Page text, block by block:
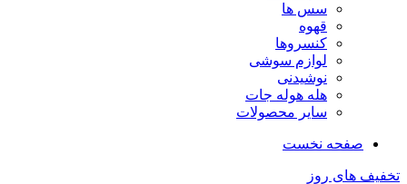
سس ها
قهوه
کنسروها
لوازم سوشی
نوشیدنی
هله هوله جات
سایر محصولات
صفحه نخست
تخفیف های روز